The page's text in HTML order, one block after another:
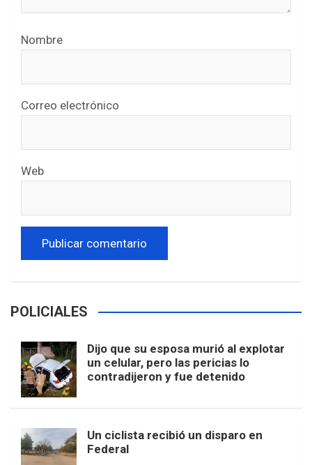
Nombre
Correo electrónico
Web
POLICIALES
Dijo que su esposa murió al explotar
un celular, pero las pericias lo
contradijeron y fue detenido
Un ciclista recibió un disparo en
Federal